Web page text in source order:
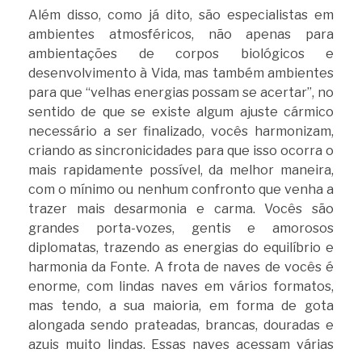
Além disso, como já dito, são especialistas em
ambientes atmosféricos, não apenas para
ambientações de corpos biológicos e
desenvolvimento à Vida, mas também ambientes
para que “velhas energias possam se acertar”, no
sentido de que se existe algum ajuste cármico
necessário a ser finalizado, vocês harmonizam,
criando as sincronicidades para que isso ocorra o
mais rapidamente possível, da melhor maneira,
com o mínimo ou nenhum confronto que venha a
trazer mais desarmonia e carma. Vocês são
grandes porta-vozes, gentis e amorosos
diplomatas, trazendo as energias do equilíbrio e
harmonia da Fonte. A frota de naves de vocês é
enorme, com lindas naves em vários formatos,
mas tendo, a sua maioria, em forma de gota
alongada sendo prateadas, brancas, douradas e
azuis muito lindas. Essas naves acessam várias